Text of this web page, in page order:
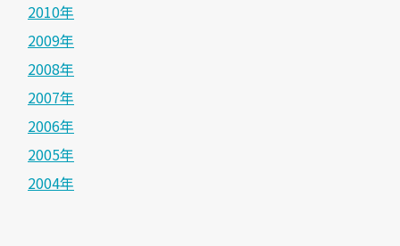
2010年
2009年
2008年
2007年
2006年
2005年
2004年